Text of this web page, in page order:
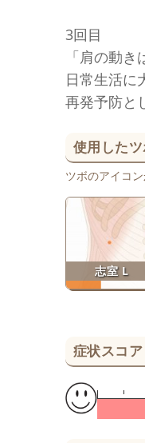
3回目
「肩の動
日常生活に
再発予防と
使用した
ツボのアイコ
志室 L
症状スコア